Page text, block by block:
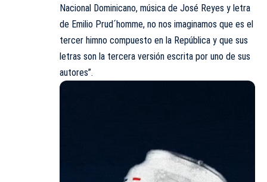
Nacional Dominicano, música de José Reyes y letra
de Emilio Prud´homme, no nos imaginamos que es el
tercer himno compuesto en la República y que sus
letras son la tercera versión escrita por uno de sus
autores”.